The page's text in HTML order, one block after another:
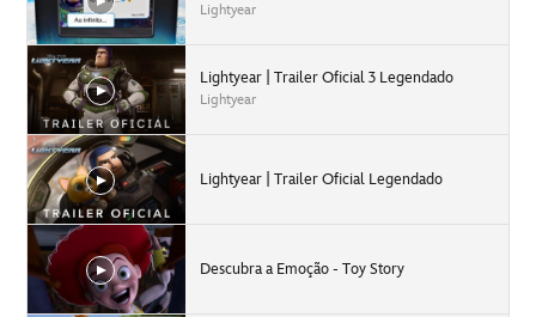
Lightyear
Lightyear | Trailer Oficial 3 Legendado
Lightyear
Lightyear | Trailer Oficial Legendado
Descubra a Emoção - Toy Story